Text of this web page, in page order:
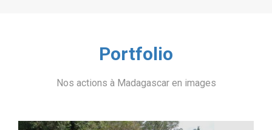
Portfolio
Nos actions à Madagascar en images